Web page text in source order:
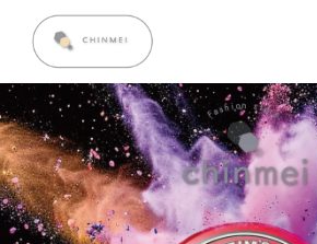
您的購物車目前還是
繼續購物